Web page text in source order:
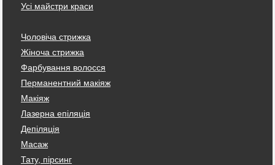
Усі майстри краси
Чоловіча стрижка
Жіноча стрижка
Фарбування волосся
Перманентний макіяж
Макіяж
Лазерна епіляція
Депіляція
Масаж
Тату, пірсинг